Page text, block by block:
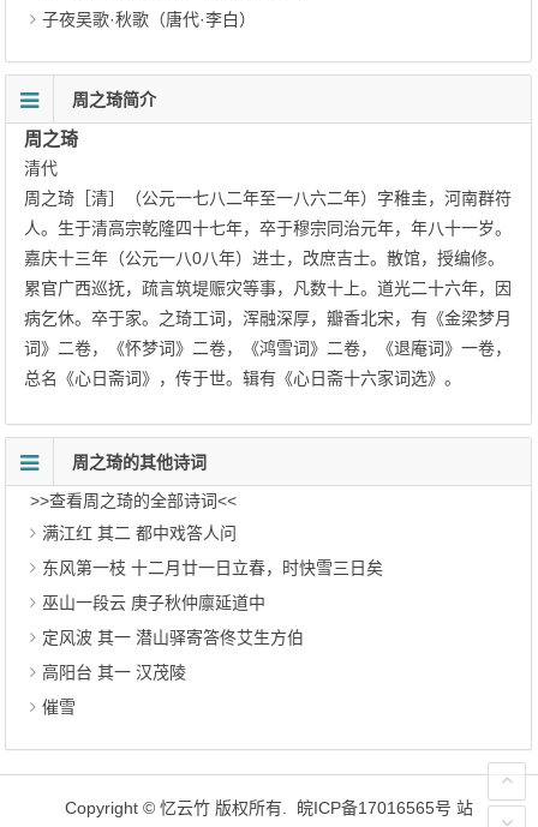
子夜吴歌·秋歌（唐代·李白）
周之琦简介
周之琦
清代
周之琦［清］（公元一七八二年至一八六二年）字稚圭，河南群符
人。生于清高宗乾隆四十七年，卒于穆宗同治元年，年八十一岁。
嘉庆十三年（公元一八0八年）进士，改庶吉士。散馆，授编修。
累官广西巡抚，疏言筑堤赈灾等事，凡数十上。道光二十六年，因
病乞休。卒于家。之琦工词，浑融深厚，瓣香北宋，有《金梁梦月
词》二卷，《怀梦词》二卷，《鸿雪词》二卷，《退庵词》一卷，
总名《心日斋词》，传于世。辑有《心日斋十六家词选》。
周之琦的其他诗词
>>查看周之琦的全部诗词<<
满江红 其二 都中戏答人问
东风第一枝 十二月廿一日立春，时快雪三日矣
巫山一段云 庚子秋仲廪延道中
定风波 其一 潜山驿寄答佟艾生方伯
高阳台 其一 汉茂陵
催雪
Copyright © 忆云竹 版权所有. 皖ICP备17016565号 站